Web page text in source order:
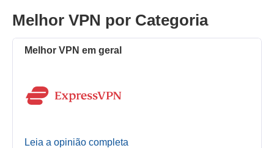
Melhor VPN por Categoria
Melhor VPN em geral
Leia a opinião completa